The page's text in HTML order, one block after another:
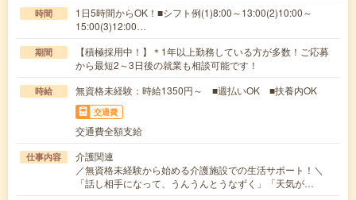
時間
1日5時間からOK！■シフト例(1)8:00～13:00(2)10:00～
15:00(3)12:00…
期間
【積極採用中！】＊1年以上勤務している方が多数！ご応募
から最短2～3日後の就業も相談可能です！
時給 無資格未経験：時給1350円～ ■週払いOK ■扶養内OK
交通費
交通費全額支給
仕事内容
介護関連
／無資格未経験から始める介護施設での生活サポート！＼
「話し相手になって、うんうんとうなずく」「天気が…